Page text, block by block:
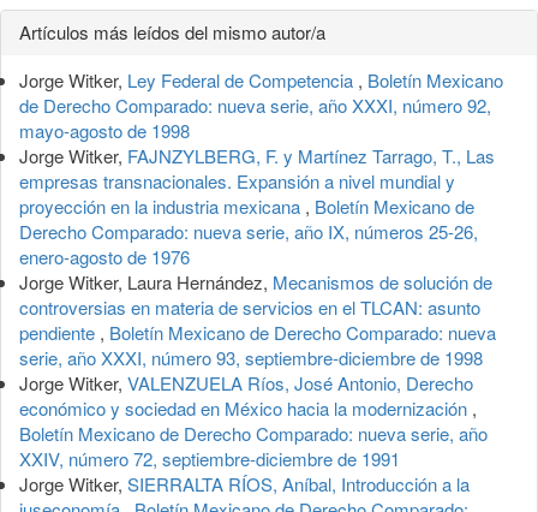
Detalles
del
artículo
Artículos más leídos del mismo autor/a
Jorge Witker, Ley Federal de Competencia , Boletín Mexicano
de Derecho Comparado: nueva serie, año XXXI, número 92,
mayo-agosto de 1998
Jorge Witker, FAJNZYLBERG, F. y Martínez Tarrago, T., Las
empresas transnacionales. Expansión a nivel mundial y
proyección en la industria mexicana , Boletín Mexicano de
Derecho Comparado: nueva serie, año IX, números 25-26,
enero-agosto de 1976
Jorge Witker, Laura Hernández, Mecanismos de solución de
controversias en materia de servicios en el TLCAN: asunto
pendiente , Boletín Mexicano de Derecho Comparado: nueva
serie, año XXXI, número 93, septiembre-diciembre de 1998
Jorge Witker, VALENZUELA Ríos, José Antonio, Derecho
económico y sociedad en México hacia la modernización ,
Boletín Mexicano de Derecho Comparado: nueva serie, año
XXIV, número 72, septiembre-diciembre de 1991
Jorge Witker, SIERRALTA RÍOS, Aníbal, Introducción a la